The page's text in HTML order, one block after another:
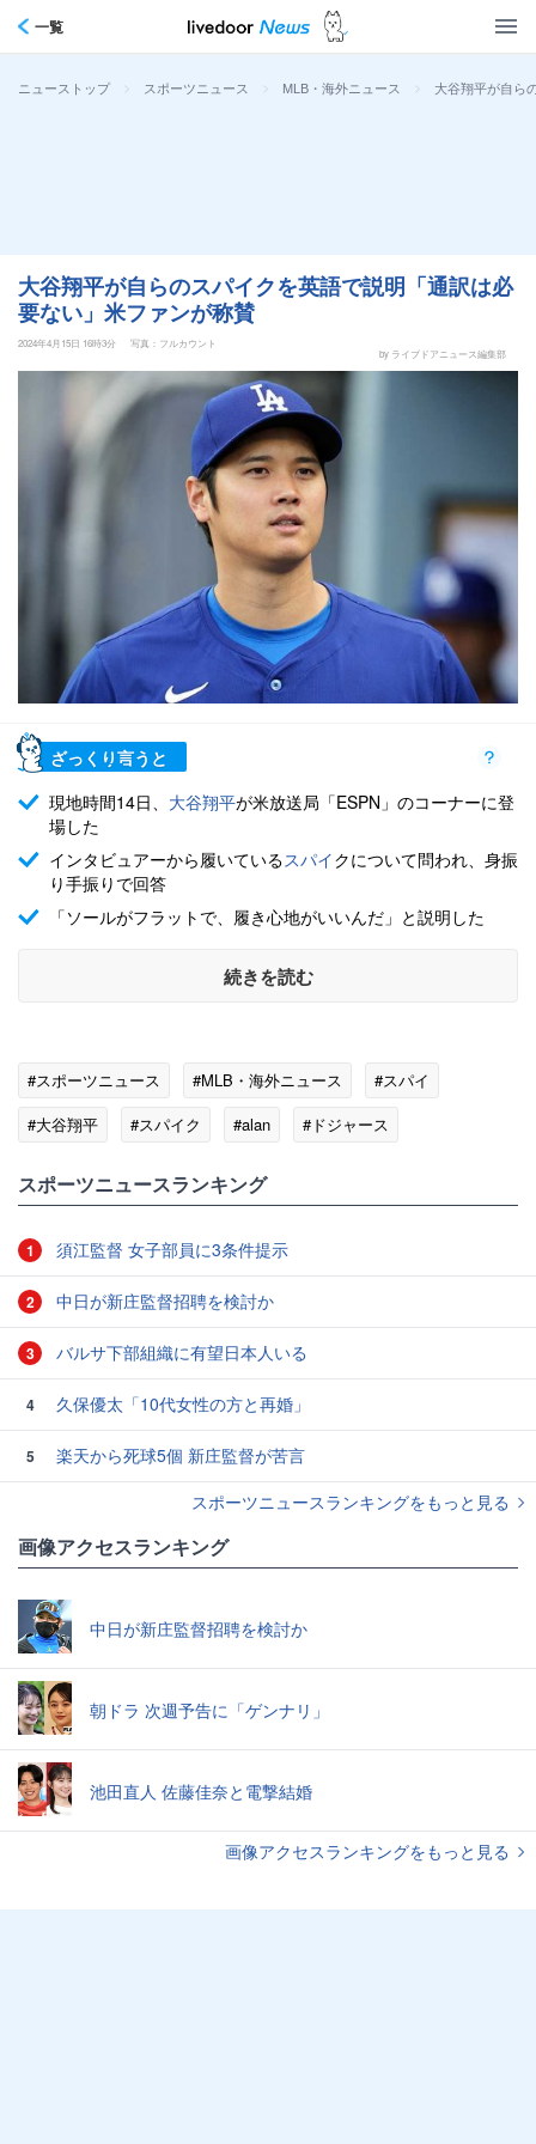
一覧
ニューストップ > スポーツニュース > MLB・海外ニュース > 大谷翔平が自ら
大谷翔平が自らのスパイクを英語で説明「通訳は必
要ない」米ファンが称賛
2024年4月15日 16時3分
写真：フルカウント
by ライブドアニュース編集部
ざっくり言うと
現地時間14日、 大谷翔平が米放送局「ESPN」のコーナーに登
場した
インタビュアーから履いているスパイクについて問われ、身振
り手振りで回答
「ソールがフラットで、履き心地がいいんだ」と説明した
続きを読む
#スポーツニュース #MLB・海外ニュース
#スパイ
#大谷翔平
#スパイク #alan
#ドジャース
スポーツニュースランキング
1 須江監督 女子部員に3条件提示
2 中日が新庄監督招聘を検討か
3 バルサ下部組織に有望日本人いる
4 久保優太「10代女性の方と再婚」
5
楽天から死球5個 新庄監督が苦言
スポーツニュースランキングをもっと見る
画像アクセスランキング
中日が新庄監督招聘を検討か
朝ドラ 次週予告に「ゲンナリ」
池田直人 佐藤佳奈と電撃結婚
画像アクセスランキングをもっと見る